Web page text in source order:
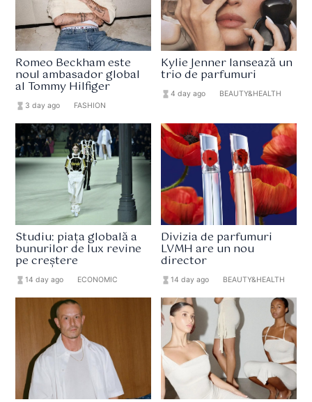
Romeo Beckham este
noul ambasador global
al Tommy Hilfiger
hourglass_full 3 day ago FASHION
Kylie Jenner lansează un
trio de parfumuri
hourglass_full 4 day ago BEAUTY&HEALTH
Studiu: piața globală a
bunurilor de lux revine
pe creștere
hourglass_full14 day ago ECONOMIC
Divizia de parfumuri
LVMH are un nou
director
hourglass_full 14 day ago BEAUTY&HEALTH